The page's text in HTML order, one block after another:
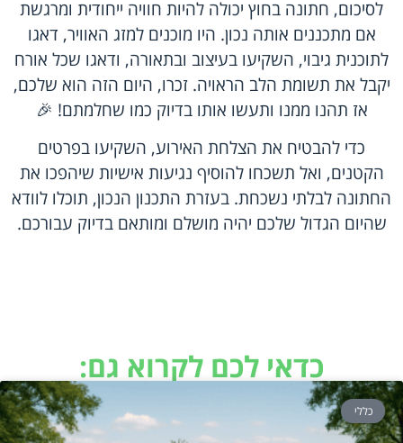
לסיכום, חתונה בחוץ יכולה להיות חוויה ייחודית ומרגשת
אם מתכננים אותה נכון. היו מוכנים למזג האוויר, דאגו
לתוכנית גיבוי, השקיעו בעיצוב ובתאורה, ודאגו שכל אורח
יקבל את תשומת הלב הראויה. זכרו, היום הזה הוא שלכם,
אז תהנו ממנו ותעשו אותו בדיוק כמו שחלמתם! 🎉
כדי להבטיח את הצלחת האירוע, השקיעו בפרטים
הקטנים, ואל תשכחו להוסיף נגיעות אישיות שיהפכו את
החתונה לבלתי נשכחת. בעזרת התכנון הנכון, תוכלו לוודא
שהיום הגדול שלכם יהיה מושלם ומותאם בדיוק עבורכם.
כדאי לכם לקרוא גם:
כללי